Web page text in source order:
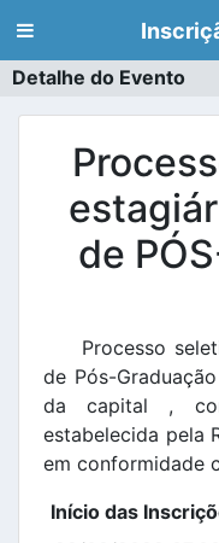
Detalhe do Evento
de
Processo
de Pós-
da capital ,
estabelecida pela
em conformidade
Início das